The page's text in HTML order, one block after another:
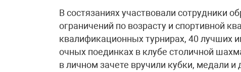
В состязаниях участвовали сотрудники
ограничений по возрасту и спортивной
квалификационных турнирах, 40 лучших
очных поединках в клубе столичной
в личном зачете вручили кубки, медали